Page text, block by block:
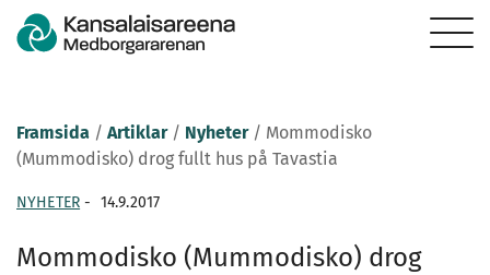
Framsida / Artiklar/ Nyheter/ Mommodisko
(Mummodisko) drog fullt hus på Tavastia
NYHETER - 14.9.2017
Mommodisko (Mummodisko) drog